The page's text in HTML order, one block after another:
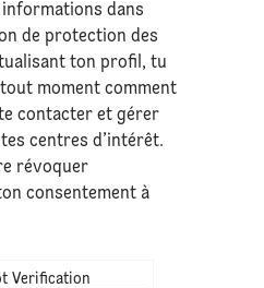
dans
deprotection des
ton profil, tu
moment comment
contacter et gérer
centres d’intérêt.
révoquer
consentement à
Verification